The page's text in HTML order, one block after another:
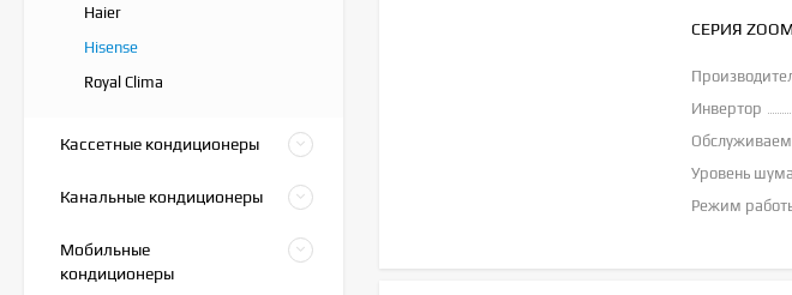
СЕРИЯ
Инвертор
Уровень шума
Режим
Haier
Hisense
Royal Clima
Кассетные кондиционеры
Канальные кондиционеры
Мобильные
кондиционеры07HW4RLRKC00A